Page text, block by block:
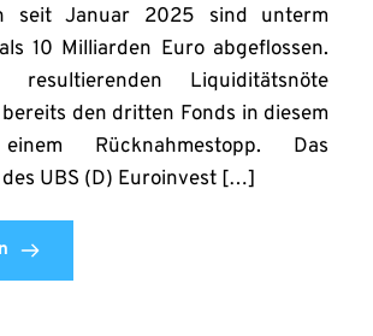
seit Januar 2025 sind unterm
10 Milliarden Euro abgeflossen.
Liquiditätsnöte
den dritten Fonds in diesem
Rücknahmestopp. Das
UBS (D) Euroinvest […]